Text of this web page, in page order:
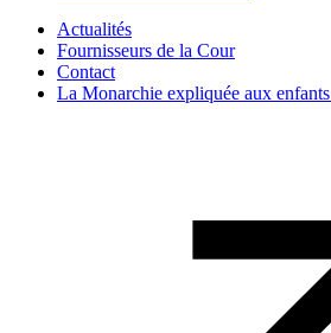
Actualités
Fournisseurs de la Cour
Contact
La Monarchie expliquée aux enfants